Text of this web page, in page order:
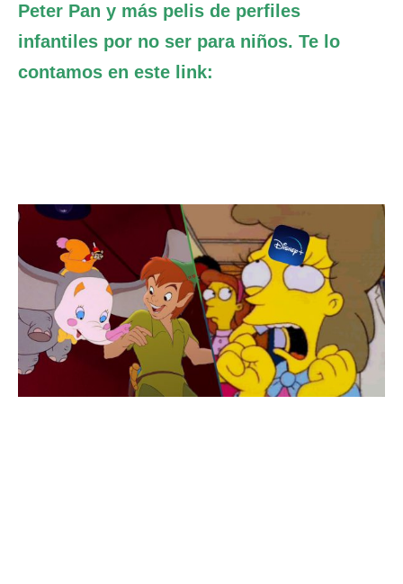
Peter Pan y más pelis de perfiles
infantiles por no ser para niños. Te lo
contamos en este link: